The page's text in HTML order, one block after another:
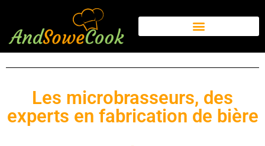
Les microbrasseurs, des
experts en fabrication de bière